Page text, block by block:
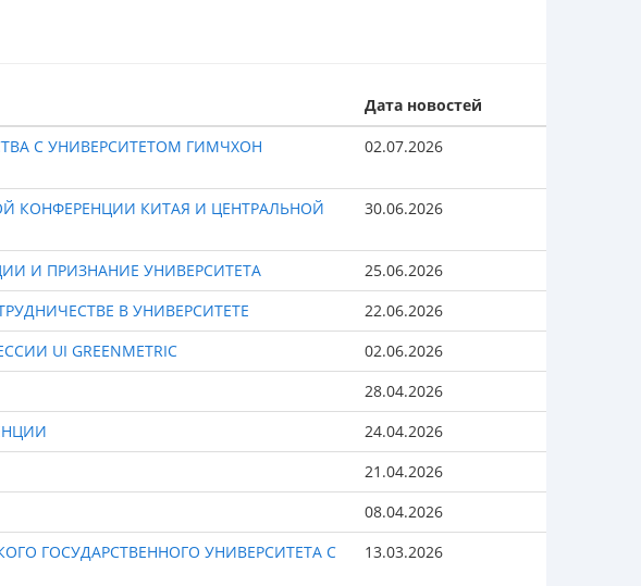
Дата новостей
С УНИВЕРСИТЕТОМ ГИМЧХОН
02.07.2026
КОНФЕРЕНЦИИ КИТАЯ И ЦЕНТРАЛЬНОЙ
30.06.2026
И ПРИЗНАНИЕ УНИВЕРСИТЕТА
25.06.2026
В УНИВЕРСИТЕТЕ
22.06.2026
UI GREENMETRIC
02.06.2026
28.04.2026
24.04.2026
21.04.2026
08.04.2026
ГОСУДАРСТВЕННОГО УНИВЕРСИТЕТА С
13.03.2026